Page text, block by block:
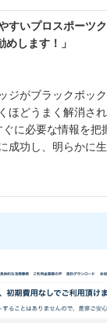
すいプロスポーツク
します！」
ジがブラックボッ
ほどうまく解消され
ぐに必要な情報を把
成功し、明らかに